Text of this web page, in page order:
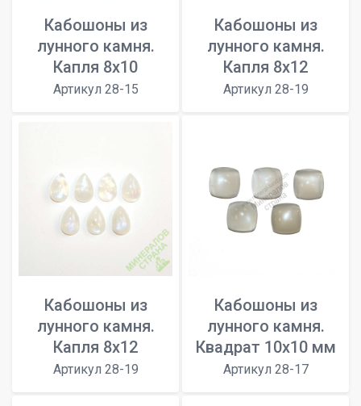
Кабошоны из
лунного камня.
Капля 8х10
Артикул 28-15
Кабошоны из
лунного камня.
Капля 8х12
Артикул 28-19
Кабошоны из
лунного камня.
Капля 8х12
Артикул 28-19
Кабошоны из
лунного камня.
Квадрат 10х10 мм
Артикул 28-17